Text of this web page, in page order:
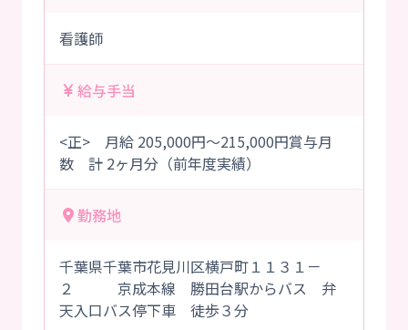
看護師
給与手当
<正> 月給 205,000円～215,000円賞与月
数 計 2ヶ月分（前年度実績）
勤務地
千葉県千葉市花見川区横戸町１１３１－
２ 京成本線 勝田台駅からバス 弁
天入口バス停下車 徒歩３分